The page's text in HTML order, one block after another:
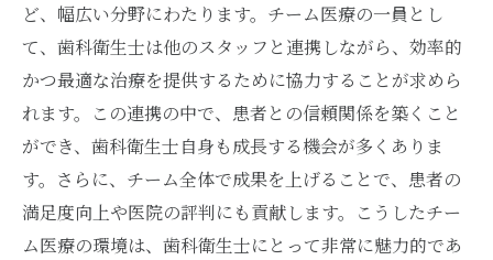
仕事のやりがいとストレス要因
職場の人間関係とチームワーク
働く時間帯とライフスタイルの調整
専門スキルの向上とキャリアアップ
地域社会への貢献とその影響
歯科衛生士求職者が知っておくべき歯医者の最
新動向
ど、幅広い分野にわたります。チーム医療の一員とし
て、歯科衛生士は他のスタッフと連携しながら、効率的
かつ最適な治療を提供するために協力することが求めら
れます。この連携の中で、患者との信頼関係を築くこと
ができ、歯科衛生士自身も成長する機会が多くありま
す。さらに、チーム全体で成果を上げることで、患者の
満足度向上や医院の評判にも貢献します。こうしたチー
ム医療の環境は、歯科衛生士にとって非常に魅力的であ